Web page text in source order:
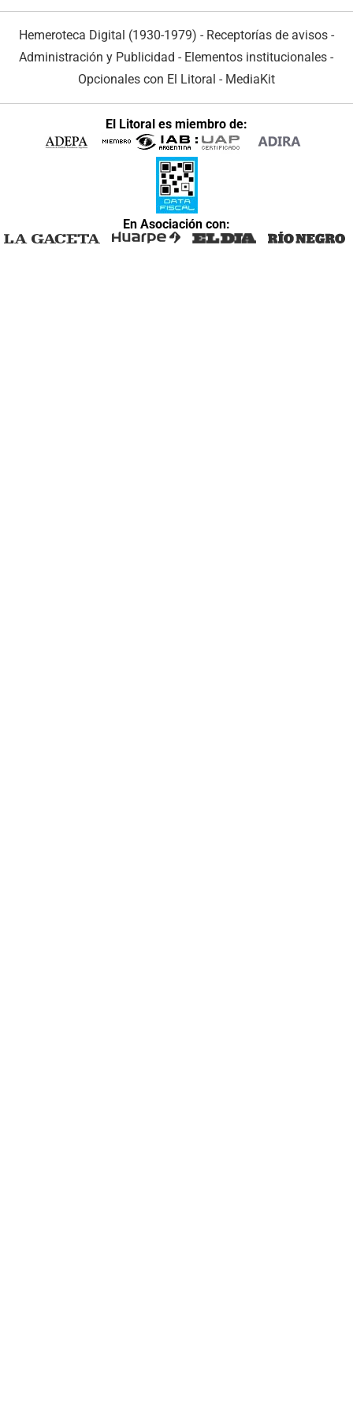
Hemeroteca Digital (1930-1979) - Receptorías de avisos -
Administración y Publicidad - Elementos institucionales -
Opcionales con El Litoral - MediaKit
El Litoral es miembro de:
En Asociación con: